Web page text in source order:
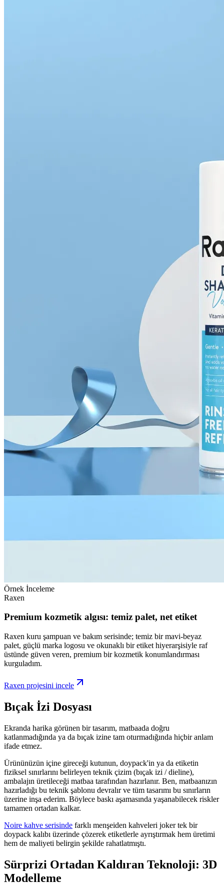
Örnek İnceleme
Raxen
Premium kozmetik algısı: temiz palet, net etiket
Raxen kuru şampuan ve bakım serisinde; temiz bir mavi-beyaz
palet, güçlü marka logosu ve okunaklı bir etiket hiyerarşisiyle raf
üstünde güven veren, premium bir kozmetik konumlandırması
kurguladım.
Raxen projesini incele
Bıçak İzi Dosyası
Ekranda harika görünen bir tasarım, matbaada doğru
katlanmadığında ya da bıçak izine tam oturmadığında hiçbir anlam
ifade etmez.
Ürününüzün içine gireceği kutunun, doypack'in ya da etiketin
fiziksel sınırlarını belirleyen teknik çizim (bıçak izi / dieline),
ambalajın üretileceği matbaa tarafından hazırlanır. Ben, matbaanızın
hazırladığı bu teknik şablonu devralır ve tüm tasarımı bu sınırların
üzerine inşa ederim. Böylece baskı aşamasında yaşanabilecek riskler
tamamen ortadan kalkar.
Noire kahve serisinde farklı menşeiden kahveleri joker tek bir
doypack kalıbı üzerinde çözerek etiketlerle ayrıştırmak hem üretimi
hem de maliyeti belirgin şekilde rahatlatmıştı.
Sürprizi Ortadan Kaldıran Teknoloji: 3D
Modelleme